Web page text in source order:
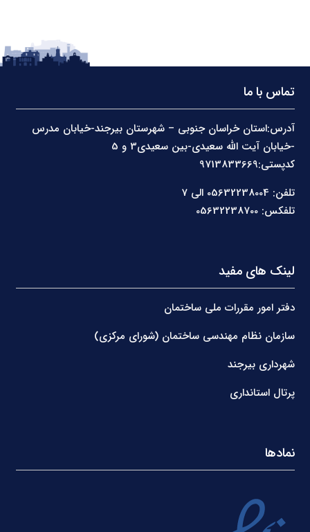
تماس با ما
آدرس:استان خراسان جنوبی – شهرستان بیرجند-خیابان مدرس
کدپستی:9713833669
تلفن: 05632238004 الی 7
تلفکس: 05632238700
لینک های مفید
دفتر امور مقررات ملی ساختمان
سازمان نظام مهندسی ساختمان (شورای مرکزی)
شهرداری بیرجند
پرتال استانداری
نمادها